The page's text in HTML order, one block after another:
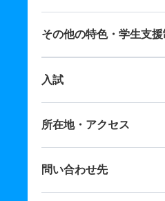
その他の特色・学生支
入試
所在地・アクセス
問い合わせ先